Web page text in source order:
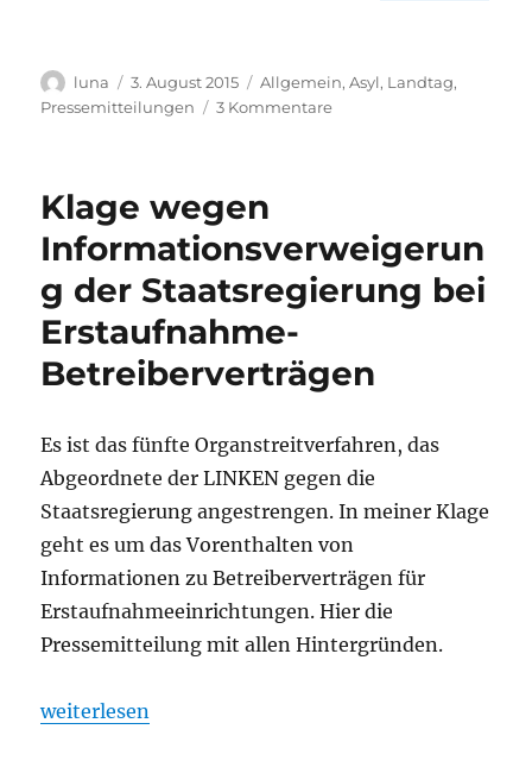
Autor
luna
Veröffentlicht
am
3. August 2015 Kategorien
Allgemein,Asyl, Landtag,
Pressemitteilungen
3 Kommentarezu
Gipfel
der
Zivilgesellschaft
Klage wegen
Informationsverweigerun
g der Staatsregierung bei
Erstaufnahme-
Betreiberverträgen
Es ist das fünfte Organstreitverfahren, das
Abgeordnete der LINKEN gegen die
Staatsregierung angestrengen. In meiner Klage
geht es um das Vorenthalten von
Informationen zu Betreiberverträgen für
Erstaufnahmeeinrichtungen. Hier die
Pressemitteilung mit allen Hintergründen.
„Klage wegen Informationsverweigerung der
weiterlesen